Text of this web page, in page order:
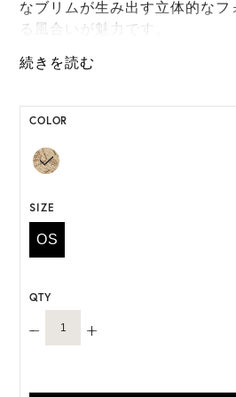
なブリムが生み出す立体的なフ
る風合いが魅力です。
ンドを備え、毎日のスタイルを
M, L 展開の商品:M 57.5cm, L
います。
COLOR
SIZE
OS
QTY